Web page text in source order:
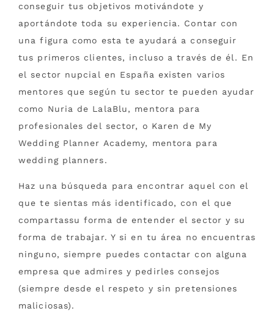
conseguir tus objetivos motivándote y
aportándote toda su experiencia. Contar con
una figura como esta te ayudará a conseguir
tus primeros clientes, incluso a través de él. En
el sector nupcial en España existen varios
mentores que según tu sector te pueden ayudar
como Nuria de LalaBlu, mentora para
profesionales del sector, o Karen de My
Wedding Planner Academy, mentora para
wedding planners.
Haz una búsqueda para encontrar aquel con el
que te sientas más identificado, con el que
compartassu forma de entender el sector y su
forma de trabajar. Y si en tu área no encuentras
ninguno, siempre puedes contactar con alguna
empresa que admires y pedirles consejos
(siempre desde el respeto y sin pretensiones
maliciosas).